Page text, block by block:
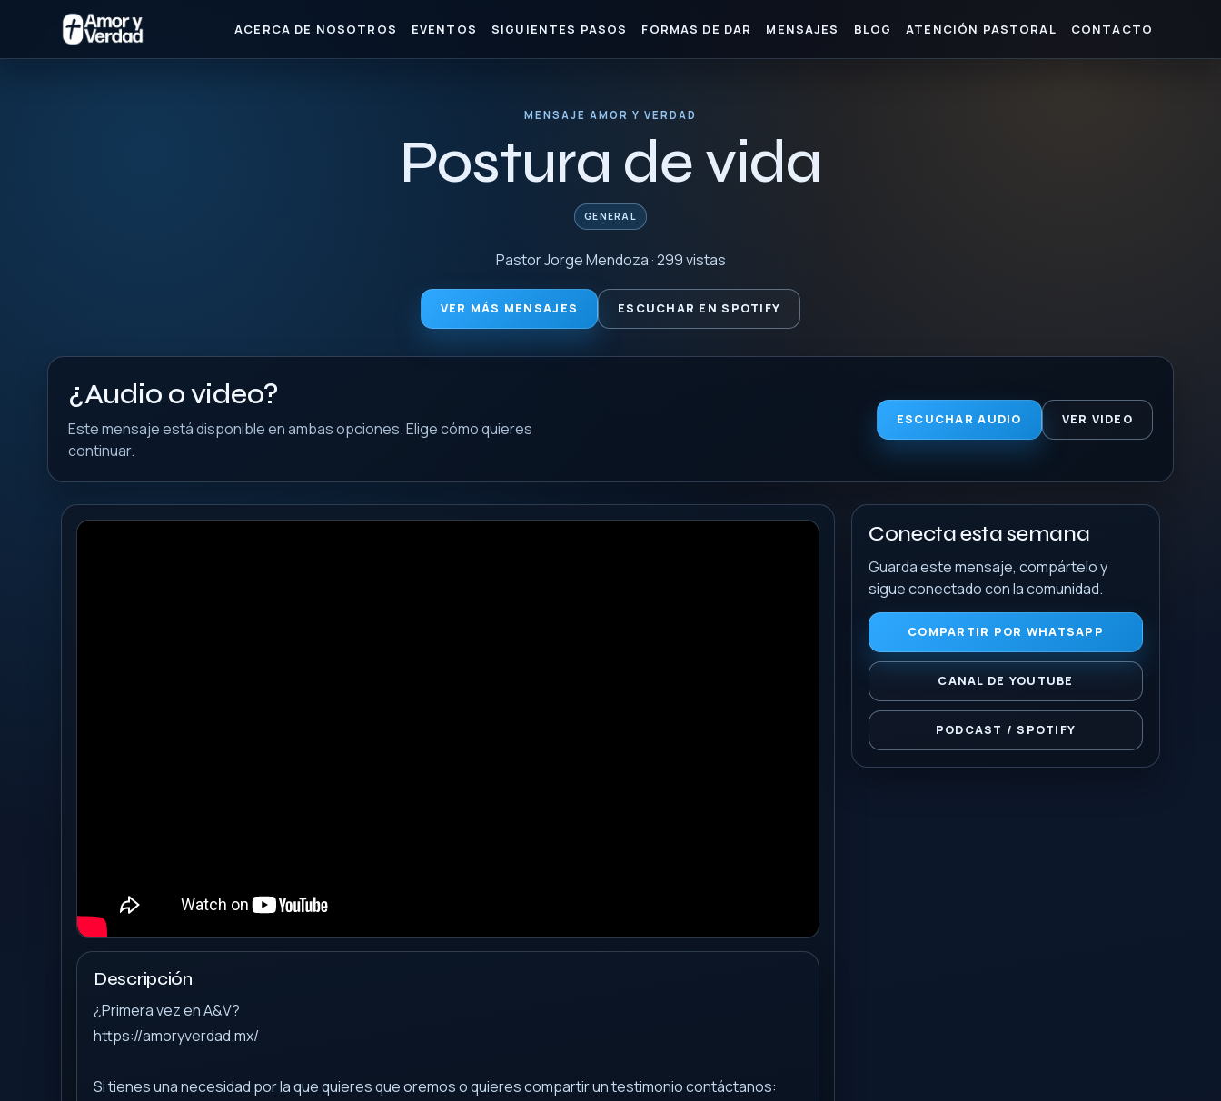
ACERCA DE NOSOTROS EVENTOS SIGUIENTES PASOS FORMAS DE DAR MENSAJES BLOG ATENCIÓN PASTORAL CONTACTO
MENSAJE AMOR Y VERDAD
Postura de vida
GENERAL
Pastor Jorge Mendoza · 299 vistas
VER MÁS MENSAJES ESCUCHAR EN SPOTIFY
¿Audio o video?
Este mensaje está disponible en ambas opciones. Elige cómo quieres
continuar.
ESCUCHAR AUDIO VER VIDEO
Descripción
¿Primera vez en A&V?
https://amoryverdad.mx/
Si tienes una necesidad por la que quieres que oremos o quieres compartir un testimonio contáctanos:
Conecta esta semana
Guarda este mensaje, compártelo y
sigue conectado con la comunidad.
COMPARTIR POR WHATSAPP
CANAL DE YOUTUBE
PODCAST / SPOTIFY